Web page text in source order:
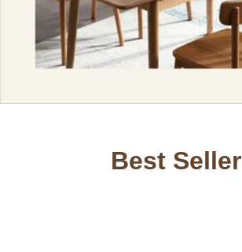
Best Seller